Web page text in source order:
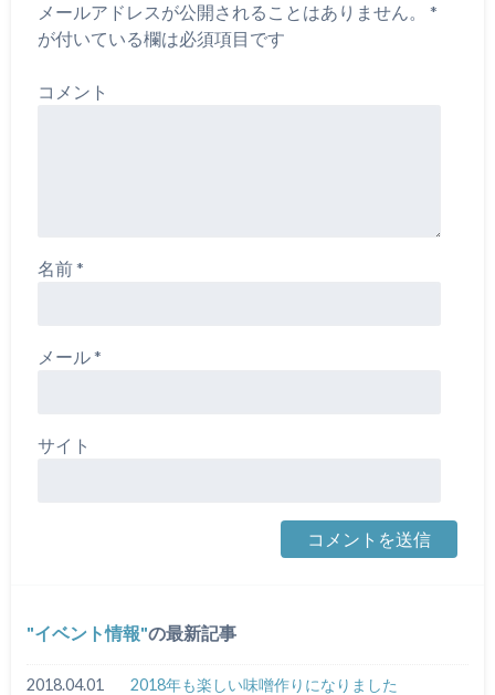
メールアドレスが公開されることはありません。
*
が付いている欄は必須項目です
コメント
名前*
メール*
サイト
イベント情報 の最新記事
2018.04.01 2018年も楽しい味噌作りになりました